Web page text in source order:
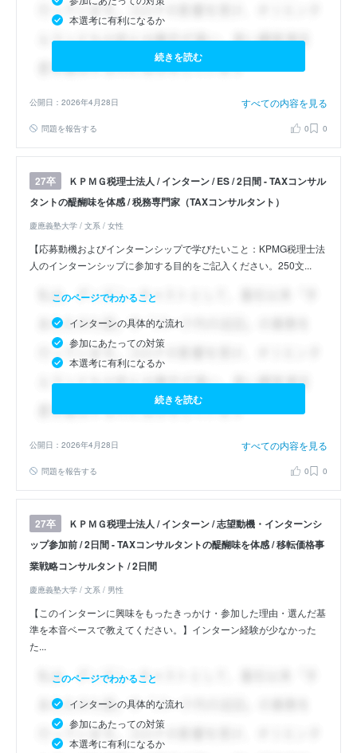
本選考に有利になるか
続きを読む
公開日：2026年4月28日 すべての内容を見る
問題を報告する 0 0
27卒
ＫＰＭＧ税理士法人 / インターン / ES / 2日間 - TAXコンサル
タントの醍醐味を体感 / 税務専門家（TAXコンサルタント）
慶應義塾大学 / 文系 / 女性
【応募動機およびインターンシップで学びたいこと：KPMG税理士法
人のインターンシップに参加する目的をご記入ください。250文...
このページでわかること
インターンの具体的な流れ
参加にあたっての対策
本選考に有利になるか
続きを読む
公開日：2026年4月28日 すべての内容を見る
問題を報告する 0 0
27卒
ＫＰＭＧ税理士法人 / インターン / 志望動機・インターンシ
ップ参加前 / 2日間 - TAXコンサルタントの醍醐味を体感 / 移転価格事
業戦略コンサルタント / 2日間
慶應義塾大学 / 文系 / 男性
【このインターンに興味をもったきっかけ・参加した理由・選んだ基
準を本音ベースで教えてください。】インターン経験が少なかった
た...
このページでわかること
インターンの具体的な流れ
参加にあたっての対策
本選考に有利になるか